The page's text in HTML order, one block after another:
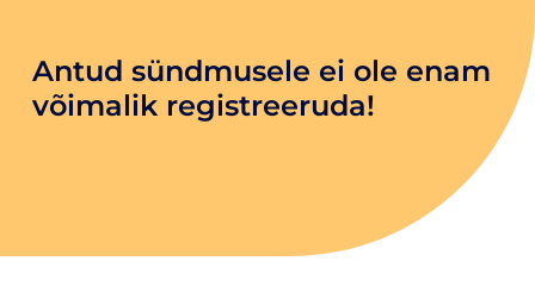
Antud sündmusele ei ole enam
võimalik registreeruda!